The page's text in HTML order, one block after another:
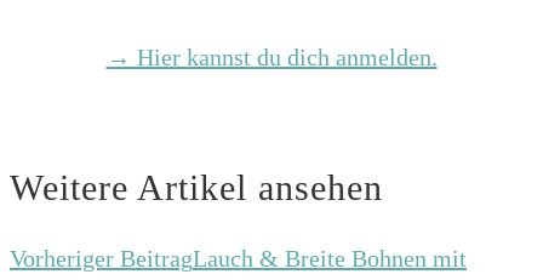
→ Hier kannst du dich anmelden.
Weitere Artikel ansehen
Vorheriger BeitragLauch & Breite Bohnen mit